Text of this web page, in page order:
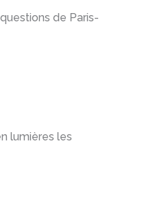
de Paris-
lumières les